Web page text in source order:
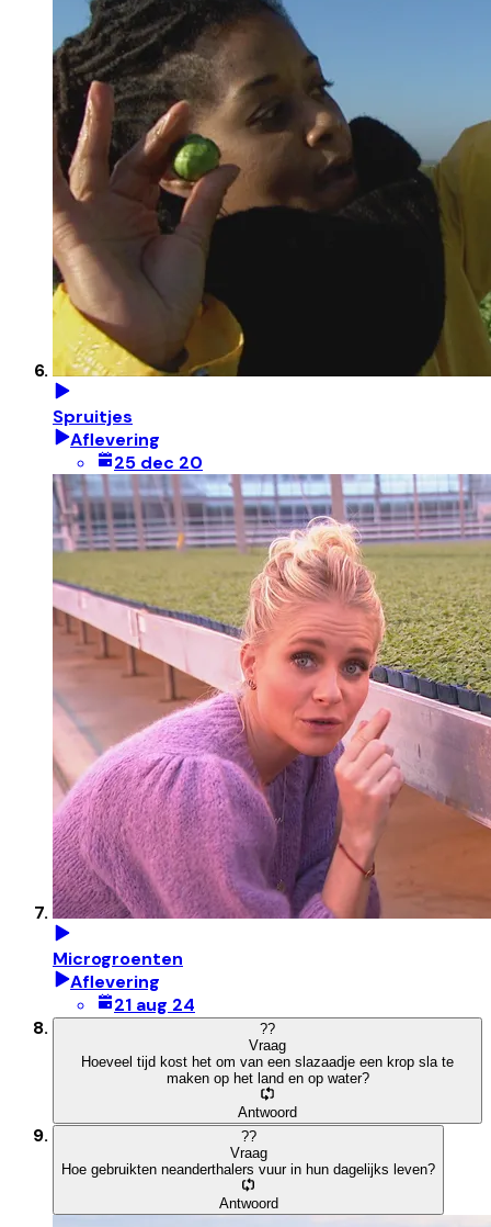
Spruitjes
Aflevering
25 dec 20
Microgroenten
Aflevering
21 aug 24
??
Vraag
Hoeveel tijd kost het om van een slazaadje een krop sla te
maken op het land en op water?
Antwoord
??
Vraag
Hoe gebruikten neanderthalers vuur in hun dagelijks leven?
Antwoord